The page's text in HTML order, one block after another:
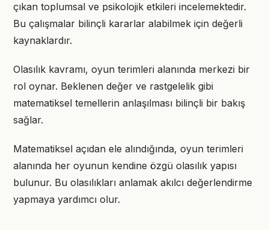
çıkan toplumsal ve psikolojik etkileri incelemektedir.
Bu çalışmalar bilinçli kararlar alabilmek için değerli
kaynaklardır.
Olasılık kavramı, oyun terimleri alanında merkezi bir
rol oynar. Beklenen değer ve rastgelelik gibi
matematiksel temellerin anlaşılması bilinçli bir bakış
sağlar.
Matematiksel açıdan ele alındığında, oyun terimleri
alanında her oyunun kendine özgü olasılık yapısı
bulunur. Bu olasılıkları anlamak akılcı değerlendirme
yapmaya yardımcı olur.